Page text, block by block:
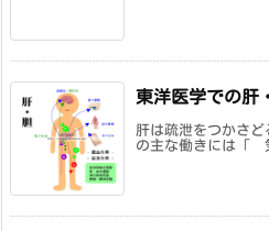
東洋医学での肝
肝は疏泄をつかさ
の主な働きには